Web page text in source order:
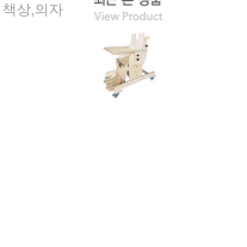
책상,의자